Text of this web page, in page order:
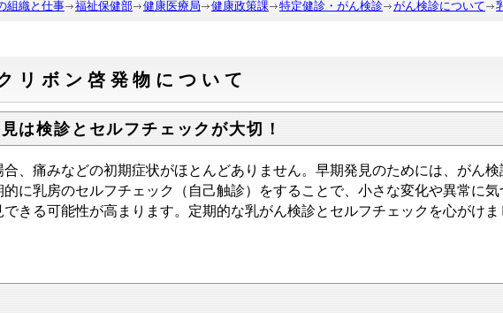
組織と仕事 福祉保健部 健康医療局 健康政策課 特定健診・がん検診 がん検診について
リボン啓発物について
は検診とセルフチェックが大切！
、痛みなどの初期症状がほとんどありません。早期発見のためには、がん
に乳房のセルフチェック（自己触診）をすることで、小さな変化や異常に
できる可能性が高まります。定期的な乳がん検診とセルフチェックを心がけま